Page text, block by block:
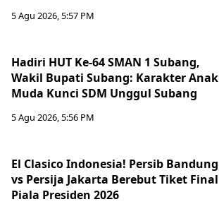
5 Agu 2026, 5:57 PM
Hadiri HUT Ke-64 SMAN 1 Subang,
Wakil Bupati Subang: Karakter Anak
Muda Kunci SDM Unggul Subang
5 Agu 2026, 5:56 PM
El Clasico Indonesia! Persib Bandung
vs Persija Jakarta Berebut Tiket Final
Piala Presiden 2026